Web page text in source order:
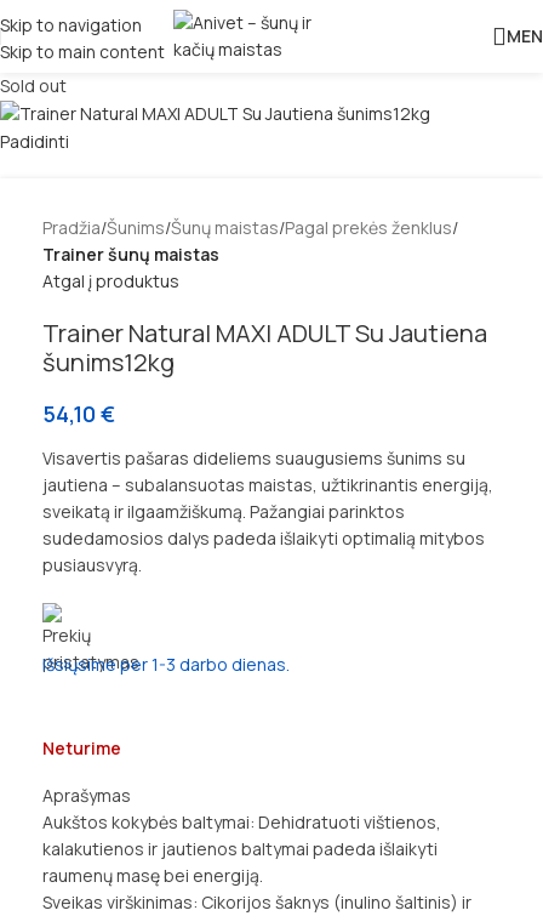
Skip to navigation
Skip to main content
Sold out
Padidinti
Pradžia Šunims Šunų maistas Pagal prekės ženklus
Trainer šunų maistas
Atgal į produktus
Trainer Natural MAXI ADULT Su Jautiena
šunims12kg
54,10 €
Visavertis pašaras dideliems suaugusiems šunims su
jautiena – subalansuotas maistas, užtikrinantis energiją,
sveikatą ir ilgaamžiškumą. Pažangiai parinktos
sudedamosios dalys padeda išlaikyti optimalią mitybos
pusiausvyrą.
Išsiųsime per 1-3 darbo dienas.
Neturime
Aprašymas
Aukštos kokybės baltymai: Dehidratuoti vištienos,
kalakutienos ir jautienos baltymai padeda išlaikyti
raumenų masę bei energiją.
Sveikas virškinimas: Cikorijos šaknys (inulino šaltinis) ir